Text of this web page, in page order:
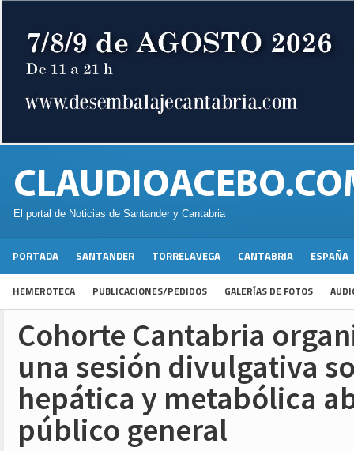
El portal de Noticias de Santander y Cantabria
PORTADA SANTANDER TORRELAVEGA CANTABRIA ESPAÑA
HEMEROTECA PUBLICACIONES/PEDIDOS GALERÍAS DE FOTOS
Cohorte Cantabria
una sesión divulgativa
hepática y metabólica
público general